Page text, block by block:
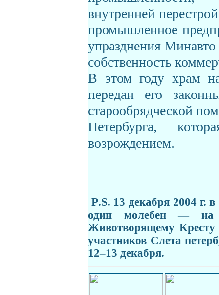
внутренней
промышленное
упразднения
собственность
В этом году храм
передан его
старообрядческой
Петербурга,
возрождением.
P.S. 13 декабря 2004 г.
один молебен — на
Животворящему
участников Слета
12–13 декабря.